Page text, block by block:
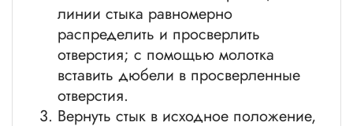
линии стыка равномерно
распределить и просверлить
отверстия; с помощью молотка
вставить дюбели в просверленные
отверстия.
Вернуть стык в исходное положение,